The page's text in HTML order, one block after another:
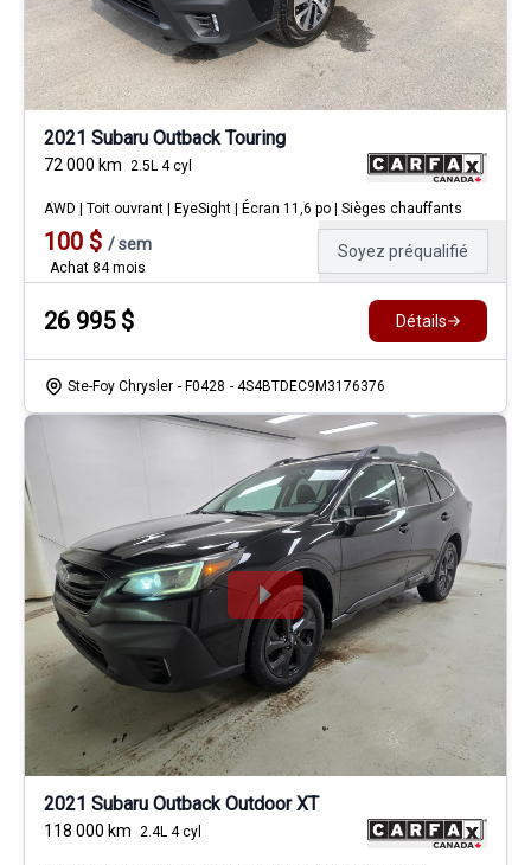
2021 Subaru Outback Touring
72 000 km 2.5L 4 cyl
AWD | Toit ouvrant | EyeSight | Écran 11,6 po | Sièges chauffants
100 $ /sem
Achat 84 mois
Soyez préqualifié
26 995$ Détails
Ste-Foy Chrysler - F0428 - 4S4BTDEC9M3176376
2021 Subaru Outback Outdoor XT
118 000 km 2.4L 4 cyl